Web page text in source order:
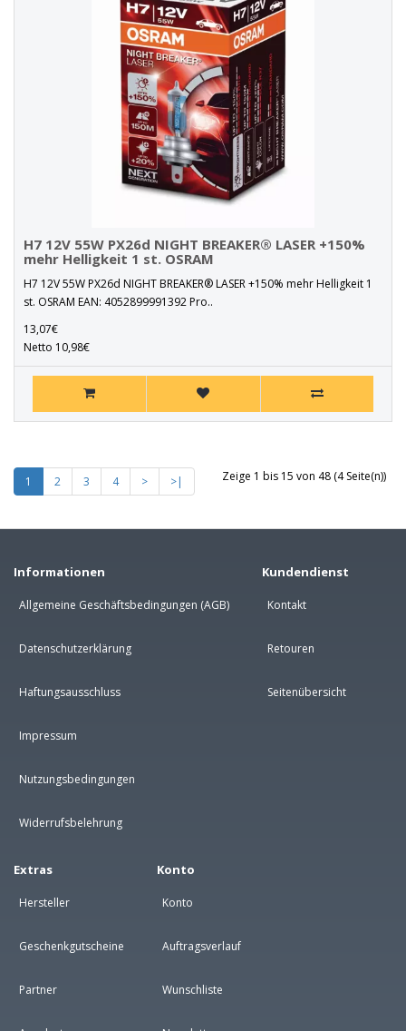
H7 12V 55W PX26d NIGHT BREAKER® LASER +150%
mehr Helligkeit 1 st. OSRAM
H7 12V 55W PX26d NIGHT BREAKER® LASER +150% mehr Helligkeit 1
st. OSRAM EAN: 4052899991392 Pro..
13,07€
Netto 10,98€
1 2 3 4 > >| Zeige 1 bis 15 von 48 (4 Seite(n))
Informationen
Allgemeine Geschäftsbedingungen (AGB)
Datenschutzerklärung
Haftungsausschluss
Impressum
Nutzungsbedingungen
Widerrufsbelehrung
Kundendienst
Kontakt
Retouren
Seitenübersicht
Extras
Hersteller
Geschenkgutscheine
Partner
Konto
Konto
Auftragsverlauf
Wunschliste